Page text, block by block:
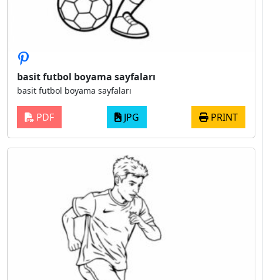
basit futbol boyama sayfaları
basit futbol boyama sayfaları
PDF JPG PRINT